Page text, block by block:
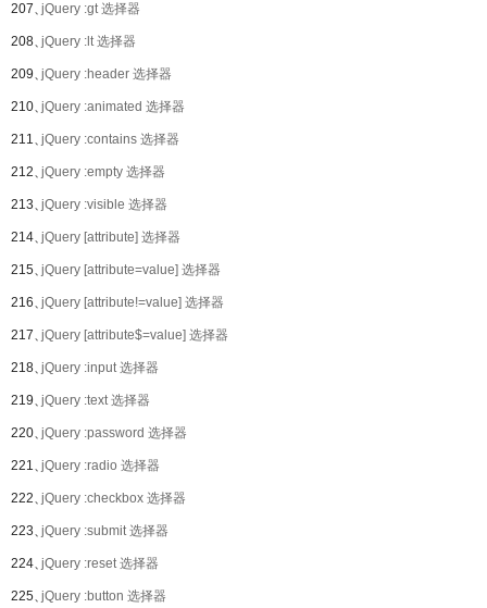
207、jQuery :gt 选择器
208、jQuery :lt 选择器
209、jQuery :header 选择器
210、jQuery :animated 选择器
211、jQuery :contains 选择器
212、jQuery :empty 选择器
213、jQuery :visible 选择器
214、jQuery [attribute] 选择器
215、jQuery [attribute=value] 选择器
216、jQuery [attribute!=value] 选择器
217、jQuery [attribute$=value] 选择器
218、jQuery :input 选择器
219、jQuery :text 选择器
220、jQuery :password 选择器
221、jQuery :radio 选择器
222、jQuery :checkbox 选择器
223、jQuery :submit 选择器
224、jQuery :reset 选择器
225、jQuery :button 选择器